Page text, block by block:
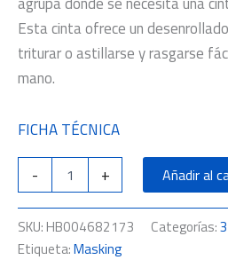
Esta cinta ofrece un
triturar o astillarse y rasgarse
mano.
FICHA TÉCNICA
-
+ Añadir al
SKU: HB004682173 Categorías:
Etiqueta:Masking